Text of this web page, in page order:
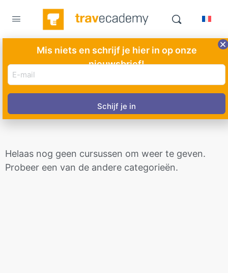
Verenigde Staten
Helaas nog geen cursussen om weer te geven.
Probeer een van de andere categorieën.
Mis niets en schrijf je hier in op onze
nieuwsbrief!
E-
mail
adres